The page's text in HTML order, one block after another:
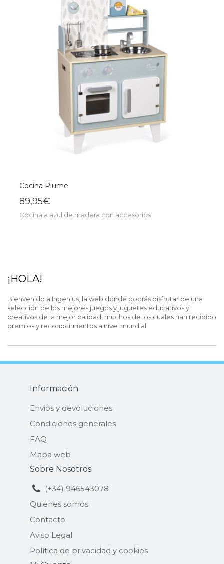
Cocina Plume
89,95€
Cocina a azul de madera con accesorios.
¡HOLA!
Bienvenido a Ingenius, la web dónde podrás disfrutar de una
selección de los mejores juegos y juguetes educativos y
creativos de la mejor calidad, muchos de los cuales han recibido
premios y reconocimientos a nivel mundial.
Información
Envios y devoluciones
Condiciones generales
FAQ
Mapa web
Sobre Nosotros
(+34) 946543078
Quienes somos
Contacto
Aviso Legal
Política de privacidad y cookies